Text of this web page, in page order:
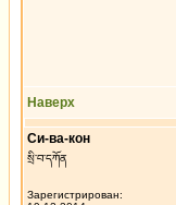
Наверх
Си-ва-кон
སྲི་བ་དཀོན
Зарегистрирован: